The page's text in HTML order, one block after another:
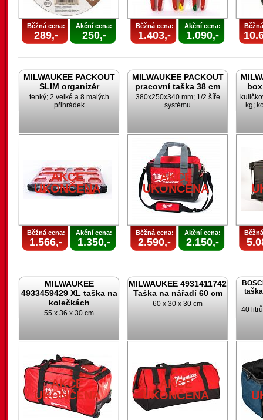
Běžná cena:
289,-
Akční cena:
250,-
Běžná cena:
1.403,-
Akční cena:
1.090,-
MILWAUKEE PACKOUT
SLIM organizér
tenký; 2 velké a 8 malých
přihrádek
AKCE
UKONČENA
Běžná cena:
1.566,-
Akční cena:
1.350,-
MILWAUKEE PACKOUT
pracovní taška 38 cm
380x250x340 mm; 1/2 šíře
systému
AKCE
UKONČENA
Běžná cena:
2.590,-
Akční cena:
2.150,-
kg;
MILWAUKEE
4933459429 XL taška na
kolečkách
55 x 36 x 30 cm
AKCE
UKONČENA
MILWAUKEE 4931411742
Taška na nářadí 60 cm
60 x 30 x 30 cm
AKCE
UKONČENA
40